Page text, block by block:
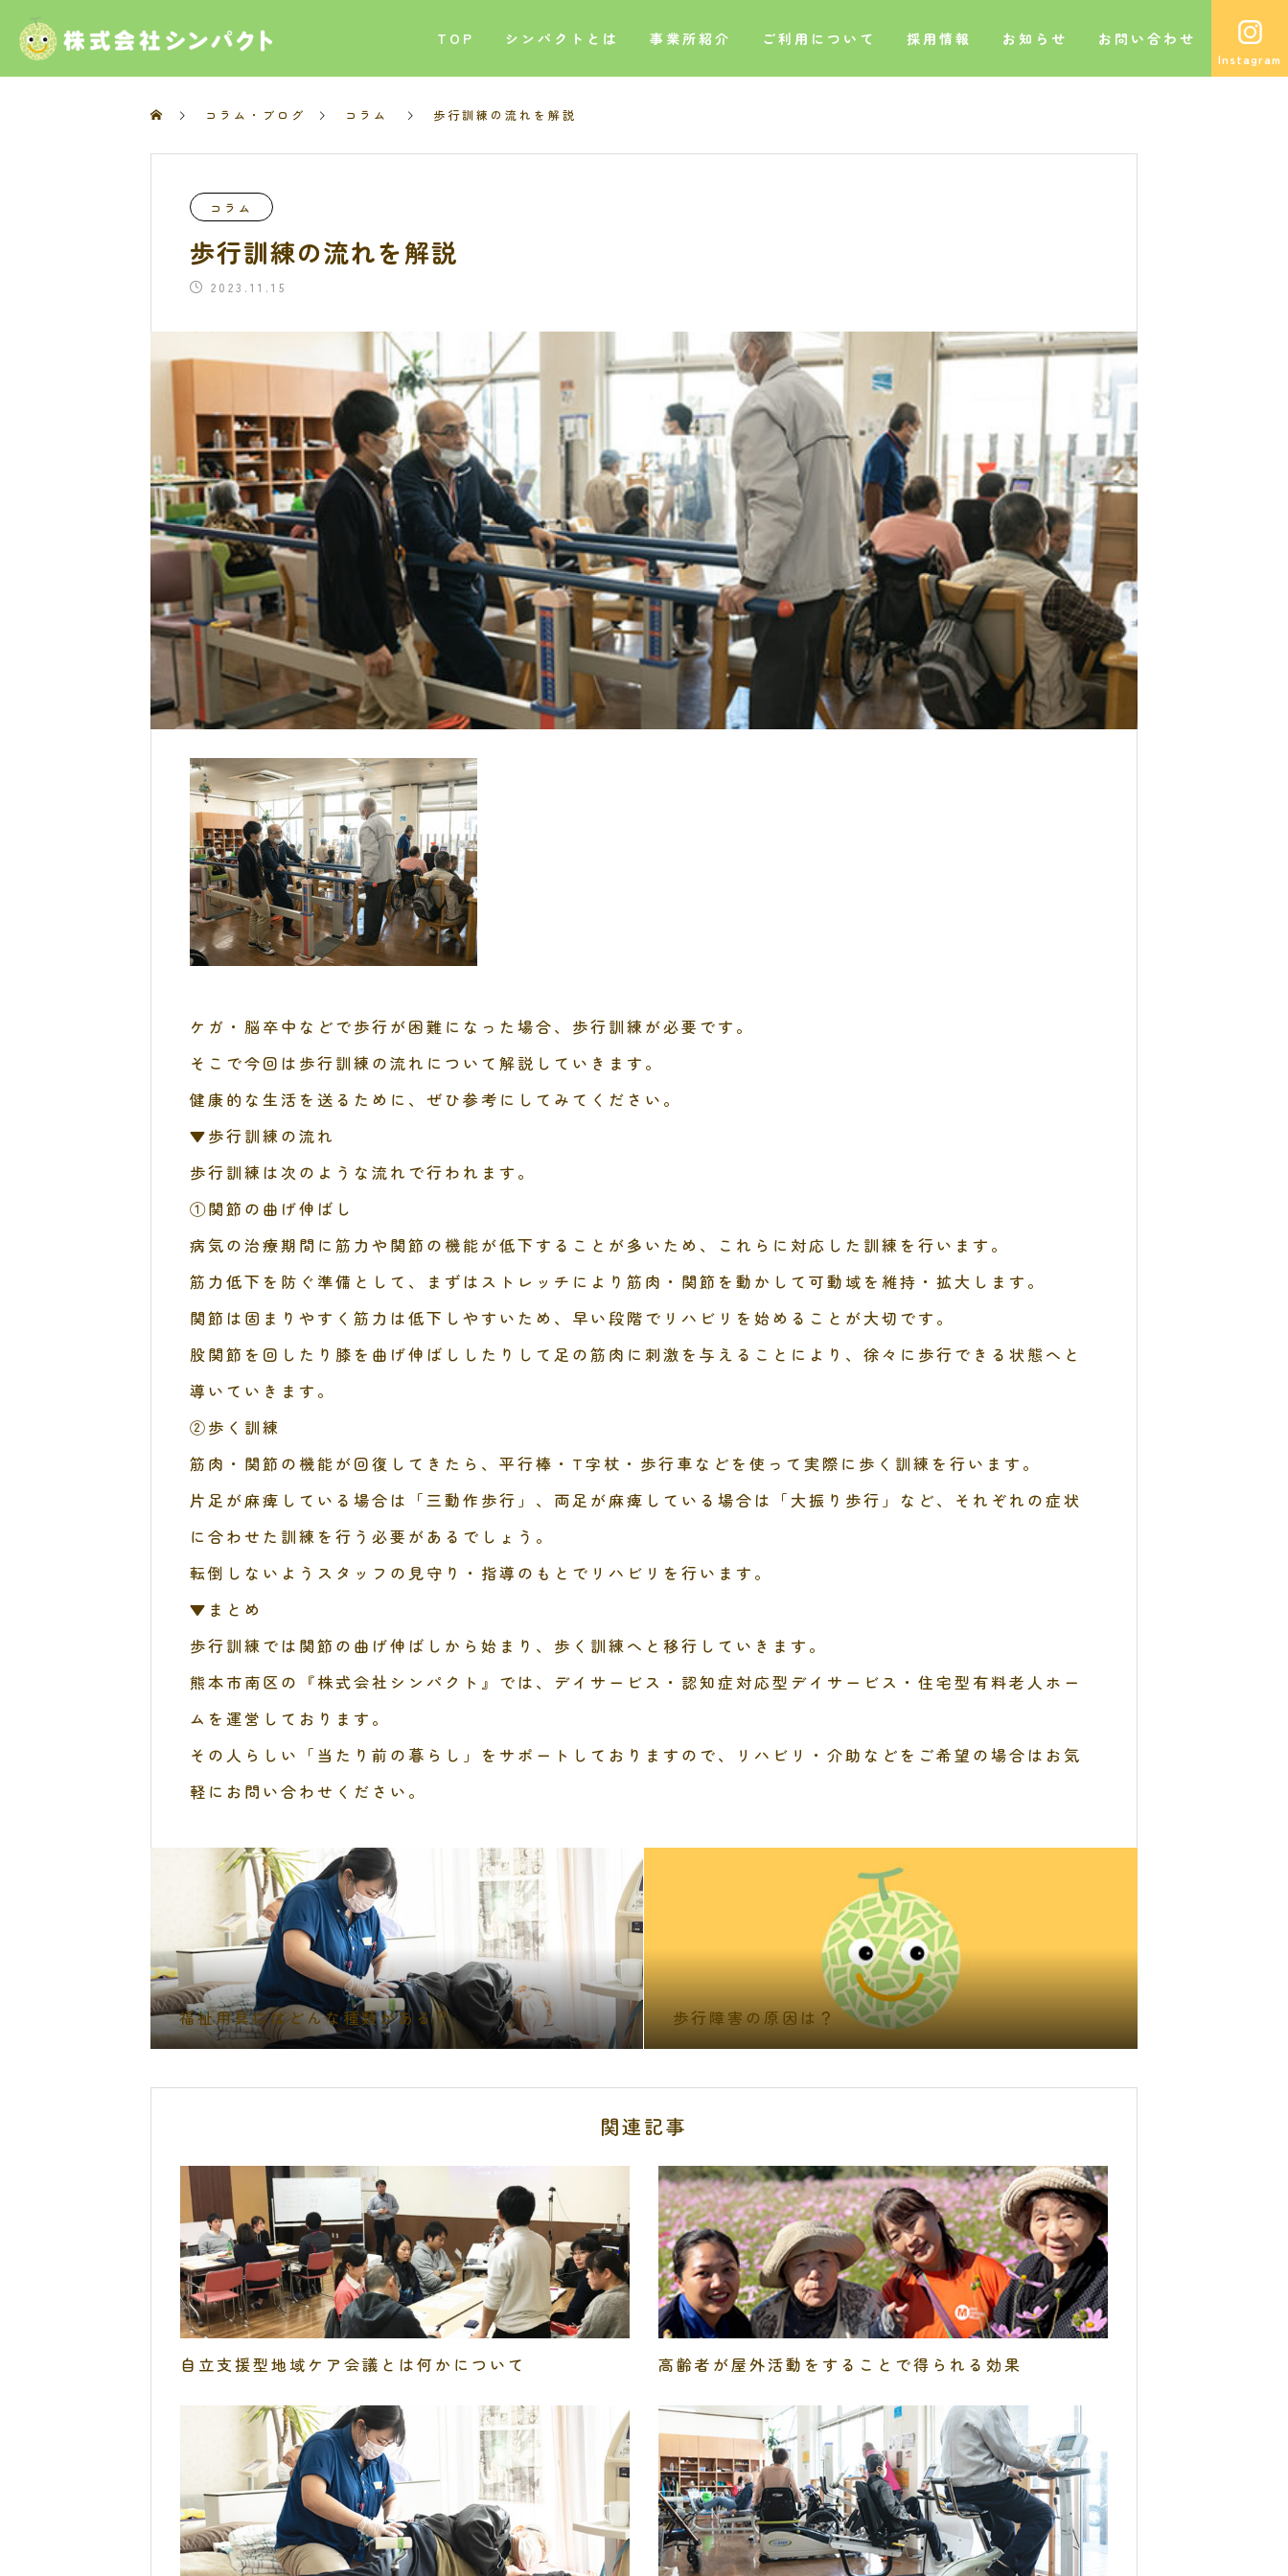
TOP シンパクトとは 事業所紹介 ご利用について 採用情報 お知らせ お問い合わせ
コラム・ブログ コラム 歩行訓練の流れを解説
コラム
歩行訓練の流れを解説
2023.11.15
ケガ・脳卒中などで歩行が困難になった場合、歩行訓練が必要です。
そこで今回は歩行訓練の流れについて解説していきます。
健康的な生活を送るために、ぜひ参考にしてみてください。
▼歩行訓練の流れ
歩行訓練は次のような流れで行われます。
①関節の曲げ伸ばし
病気の治療期間に筋力や関節の機能が低下することが多いため、これらに対応した訓練を行います。
筋力低下を防ぐ準備として、まずはストレッチにより筋肉・関節を動かして可動域を維持・拡大します。
関節は固まりやすく筋力は低下しやすいため、早い段階でリハビリを始めることが大切です。
股関節を回したり膝を曲げ伸ばししたりして足の筋肉に刺激を与えることにより、徐々に歩行できる状態へと
導いていきます。
②歩く訓練
筋肉・関節の機能が回復してきたら、平行棒・T字杖・歩行車などを使って実際に歩く訓練を行います。
片足が麻痺している場合は「三動作歩行」、両足が麻痺している場合は「大振り歩行」など、それぞれの症状
に合わせた訓練を行う必要があるでしょう。
転倒しないようスタッフの見守り・指導のもとでリハビリを行います。
▼まとめ
歩行訓練では関節の曲げ伸ばしから始まり、歩く訓練へと移行していきます。
熊本市南区の『株式会社シンパクト』では、デイサービス・認知症対応型デイサービス・住宅型有料老人ホー
ムを運営しております。
その人らしい「当たり前の暮らし」をサポートしておりますので、リハビリ・介助などをご希望の場合はお気
軽にお問い合わせください。
福祉用具にはどんな種類がある？ 歩行障害の原因は？
関連記事
自立支援型地域ケア会議とは何かについて 高齢者が屋外活動をすることで得られる効果